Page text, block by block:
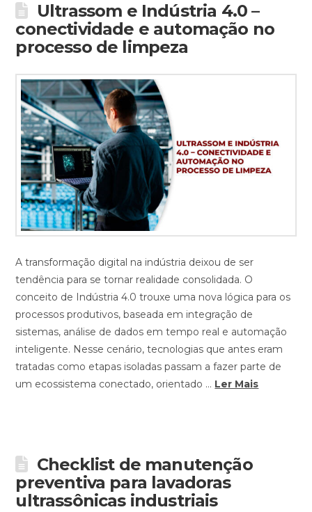
Ultrassom e Indústria 4.0 –
conectividade e automação no
processo de limpeza
A transformação digital na indústria deixou de ser
tendência para se tornar realidade consolidada. O
conceito de Indústria 4.0 trouxe uma nova lógica para os
processos produtivos, baseada em integração de
sistemas, análise de dados em tempo real e automação
inteligente. Nesse cenário, tecnologias que antes eram
tratadas como etapas isoladas passam a fazer parte de
um ecossistema conectado, orientado … Ler Mais
Checklist de manutenção
preventiva para lavadoras
ultrassônicas industriais